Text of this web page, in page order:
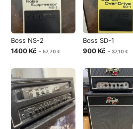
Boss NS-2
1400 Kč ~ 57,70 €
Boss SD-1
900 Kč ~ 37,10 €